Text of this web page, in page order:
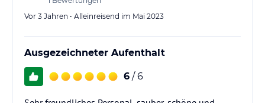
Vor 3 Jahren • Alleinreisend im Mai 2023
Ausgezeichneter Aufenthalt
6 / 6